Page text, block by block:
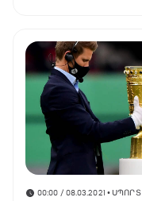
00:00 / 08.03.2021 • ՍՊՈՐՏ